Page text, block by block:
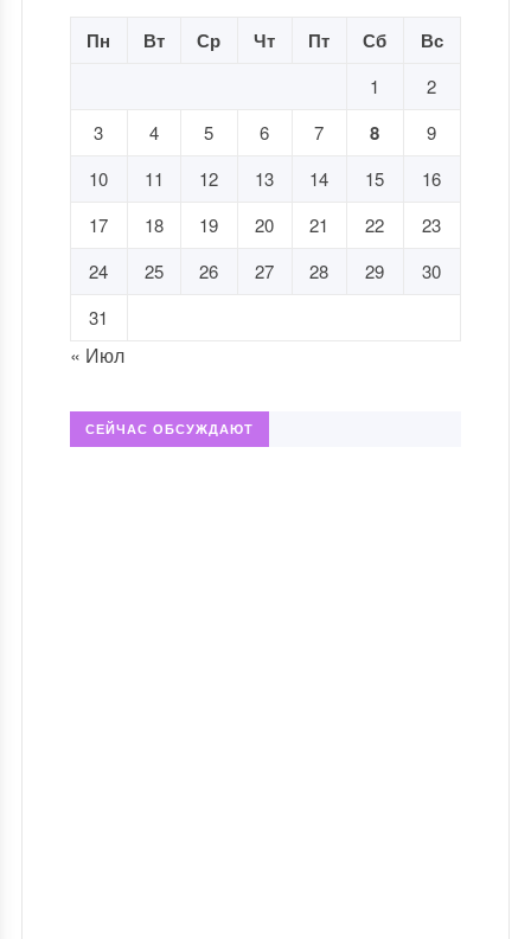
Пн Вт Ср Чт Пт Сб Вс
1
2
3
4 5 6 7 8
9
10
11 12 13 14 15
16
17
18 19 20 21 22
23
24
25 26 27 28 29
30
31
« Июл
СЕЙЧАС ОБСУЖДАЮТ